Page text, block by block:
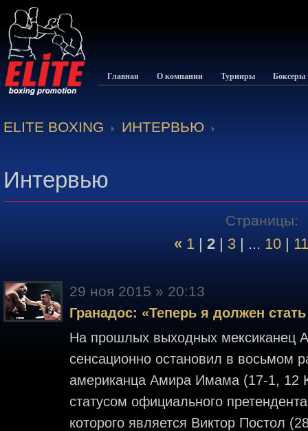
Главная О компании Турниры Боксеры
ELITE BOXING ИНТЕРВЬЮ
Интервью
Страницы:
« 1| 2| 3| ... 10| 11
29 ноя 2015 » 20:13
Гранадос: «Теперь я должен
На прошлых выходных мексиканец
сенсационно остановил в восьмом
американца Амира Имама (17-1, 12
статусом официального
которого является Виктор Постол